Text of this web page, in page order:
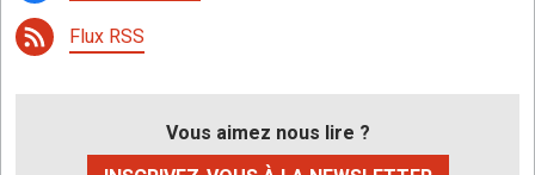
Flux RSS
Vous aimez nous lire ?